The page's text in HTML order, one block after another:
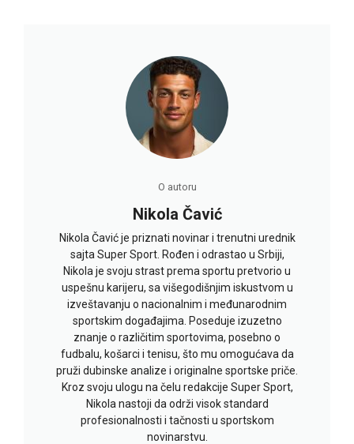
O autoru
Nikola Čavić
Nikola Čavić je priznati novinar i trenutni urednik
sajta Super Sport. Rođen i odrastao u Srbiji,
Nikola je svoju strast prema sportu pretvorio u
uspešnu karijeru, sa višegodišnjim iskustvom u
izveštavanju o nacionalnim i međunarodnim
sportskim događajima. Poseduje izuzetno
znanje o različitim sportovima, posebno o
fudbalu, košarci i tenisu, što mu omogućava da
pruži dubinske analize i originalne sportske priče.
Kroz svoju ulogu na čelu redakcije Super Sport,
Nikola nastoji da održi visok standard
profesionalnosti i tačnosti u sportskom
novinarstvu.